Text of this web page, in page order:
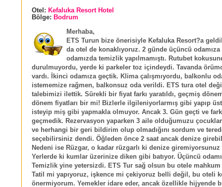
Otel: Kefaluka Resort Hotel
Bölge: Bodrum
Merhaba,
ETS Turun bize önerisiyle Kefaluka Resort?a
da otel de konaklıyoruz. 2 günde üçüncü
odamızda temizlik yapılmamıştı. Rutubet
durulmuyordu, yerde ki parkeler toz içindeydi. Tavanda
vardı. İkinci odamıza geçtik. Klima çalışmıyordu, balkonlu
istememize rağmen, balkonsuz oda verildi. ETS tura otel
talebimizi ilettik. Sürekli bir fiyat farkı yaratıldı, geçmiş
dönem fiyatları bir mi! Bizlerle ilgileniyorlarmış gibi yapıp
isteyip miş gibi yapmakla olmuyor. Ancak 3. Gün geçti ve
geçmedik. Rezervasyon yaparken 3 aile olduğumuzu
ve herhangi bir geri bildirim olup olmadığını sordum ve
seçebilirsiniz dendi. Öğleden önce 2 saat ancak denize
Nedeni ise Rüzgar, o kadar rüzgarlı ki denize giremiyorsunuz
Yerlerde ki kumlar üzerinize diken gibi batıyor. Üçüncü
Temizlik yine yetersizdi. ETS Tur sağ olsun bu otele
Tatil mi yapıyoruz, işkence mi çekiyoruz belli değil, bu oteli
önermiyorum. Yemekler idare eder, ancak özellikle hijyende